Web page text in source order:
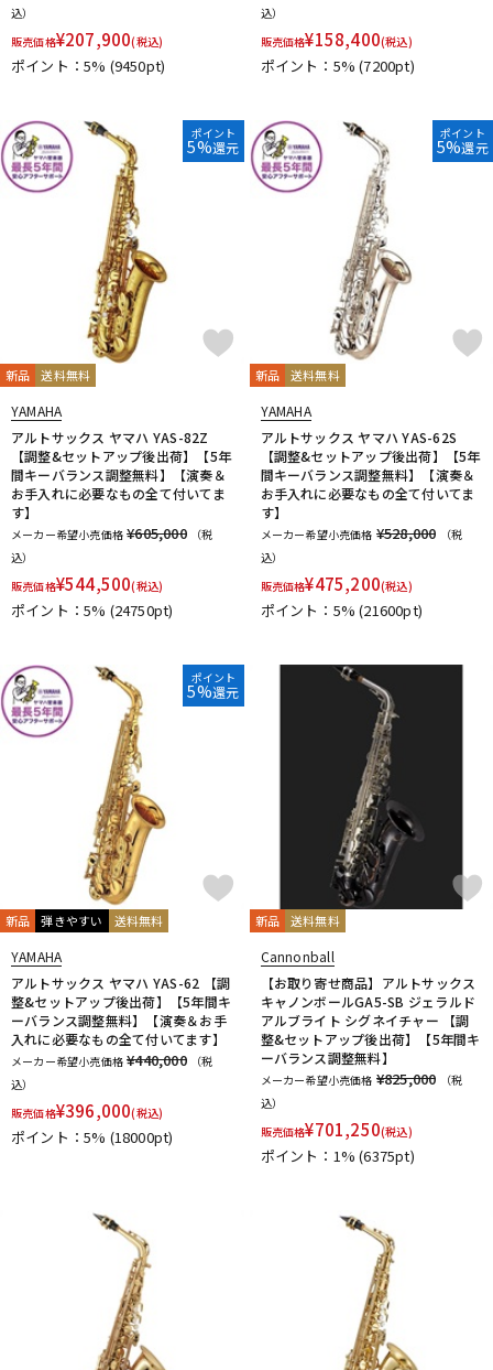
込）
販売価格¥207,900(税込)
ポイント：5% (9450pt)
込）
販売価格¥158,400(税込)
ポイント：5%(7200pt)
ポイント
5%還元
新品 送料無料
YAMAHA
アルトサックス ヤマハ YAS-82Z
【調整&セットアップ後出荷】【5年
間キーバランス調整無料】【演奏＆
お手入れに必要なもの全て付いてま
す】
メーカー希望小売価格 ¥605,000
（税
込）
販売価格¥544,500(税込)
ポイント：5% (24750pt)
ポイント
5%還元
新品 送料無料
YAMAHA
アルトサックス ヤマハ YAS-62S
【調整&セットアップ後出荷】【5年
間キーバランス調整無料】【演奏＆
お手入れに必要なもの全て付いてま
す】
メーカー希望小売価格 ¥528,000
（税
込）
販売価格¥475,200(税込)
ポイント：5%(21600pt)
ポイント
5%還元
新品 弾きやすい 送料無料
YAMAHA
アルトサックス ヤマハ YAS-62 【調
整&セットアップ後出荷】【5年間キ
ーバランス調整無料】【演奏＆お手
入れに必要なもの全て付いてます】
メーカー希望小売価格 ¥440,000
（税
込）
販売価格¥396,000(税込)
ポイント：5% (18000pt)
新品 送料無料
Cannonball
【お取り寄せ商品】アルトサックス
キャノンボールGA5-SB ジェラルド
アルブライト シグネイチャー 【調
整&セットアップ後出荷】【5年間キ
ーバランス調整無料】
メーカー希望小売価格 ¥825,000
（税
込）
販売価格¥701,250(税込)
ポイント：1%(6375pt)